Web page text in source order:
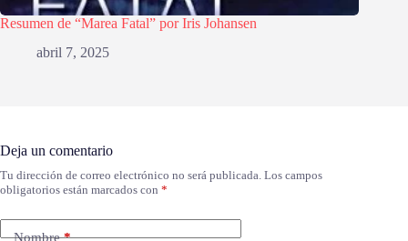
Resumen de “Marea Fatal” por Iris Johansen
abril 7, 2025
Deja un comentario
Tu dirección de correo electrónico no será publicada. Los campos
obligatorios están marcados con *
Nombre*